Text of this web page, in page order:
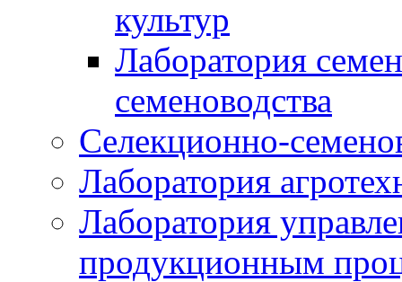
культур
Лаборатория
семеноводства
Селекционно-
Лаборатория
Лаборатория
продукционным